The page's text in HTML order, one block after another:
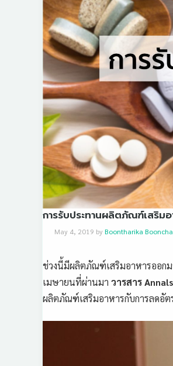
การรับประทานผลิตภัณฑ์เสริม
May 4, 2019 by Boontharika
ช่วงนี้มีผลิตภัณฑ์เสริมอาหารออก
เมษายนที่ผ่านมา วารสาร
ผลิตภัณฑ์เสริมอาหารกับการลดอัต